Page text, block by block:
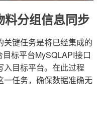
分组信息同步
键任务是将已经集成的
标平台MySQLAPI接口
入目标平台。在此过程
一任务，确保数据准确无